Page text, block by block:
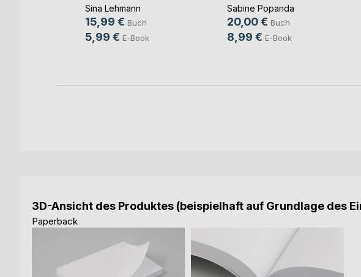
Sina Lehmann
15,99 € Buch
5,99 € E-Book
Sabine Popanda
20,00 € Buch
8,99 € E-Book
3D-Ansicht des Produktes (beispielhaft auf Grundlage des
Paperback